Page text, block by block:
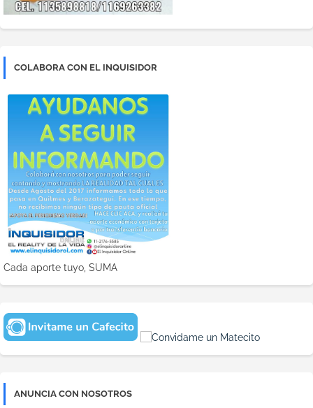
COLABORA CON EL INQUISIDOR
Cada aporte tuyo, SUMA
ANUNCIA CON NOSOTROS